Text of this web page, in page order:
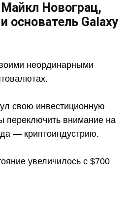
Новограц,
основатель Galaxy
неординарными
свою инвестиционную
переключить внимание на
— криптоиндустрию.
увеличилось с $700